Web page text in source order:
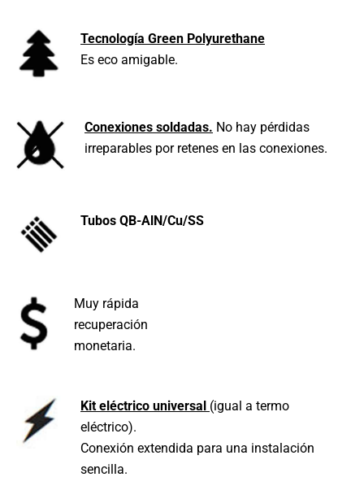
Tecnología Green Polyurethane
Es eco amigable.
Conexiones soldadas. No hay pérdidas
irreparables por retenes en las conexiones.
Tubos QB-AlN/Cu/SS
Muy rápida
recuperación
monetaria.
Kit eléctrico universal (igual a termo
eléctrico).
Conexión extendida para una instalación
sencilla.